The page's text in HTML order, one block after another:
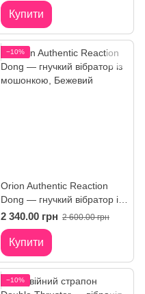
Купити
−10%
Orion Authentic Reaction
Dong — гнучкий вібратор із
мошонкою
2 340.00 грн 2 600.00 грн
Купити
−10%